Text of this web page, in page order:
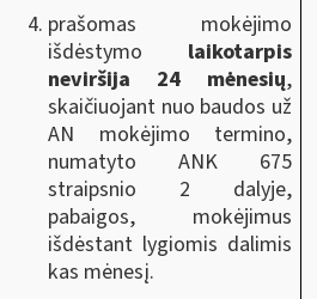
prašomas mokėjimo
išdėstymo laikotarpis
neviršija 24 mėnesių,
skaičiuojant nuo baudos už
AN mokėjimo termino,
numatyto ANK 675
straipsnio 2 dalyje,
pabaigos, mokėjimus
išdėstant lygiomis dalimis
kas mėnesį.